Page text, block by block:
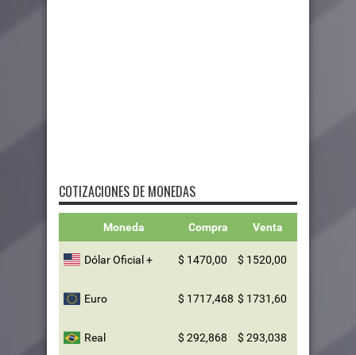
COTIZACIONES DE MONEDAS
Moneda Compra Venta
Dólar Oficial + $ 1470,00 $ 1520,00
Euro $ 1717,468 $ 1731,60
Real $ 292,868 $ 293,038